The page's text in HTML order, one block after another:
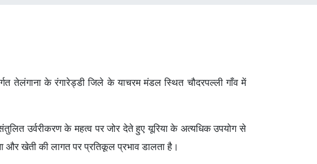
तेलंगाना के रंगारेड्डी जिले के याचरम मंडल स्थित चौदरपल्ली गाँव में
उर्वरीकरण के महत्व पर जोर देते हुए यूरिया के अत्यधिक उपयोग से
और खेती की लागत पर प्रतिकूल प्रभाव डालता है।